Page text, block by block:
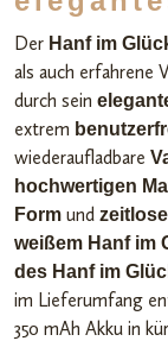
Der Hanf im
als auch erfahrene
durch sein
extrem
wiederaufladbare
hochwertigen
Form und
weißem Hanf im
des Hanf im
im Lieferumfang
350 mAh Akku in